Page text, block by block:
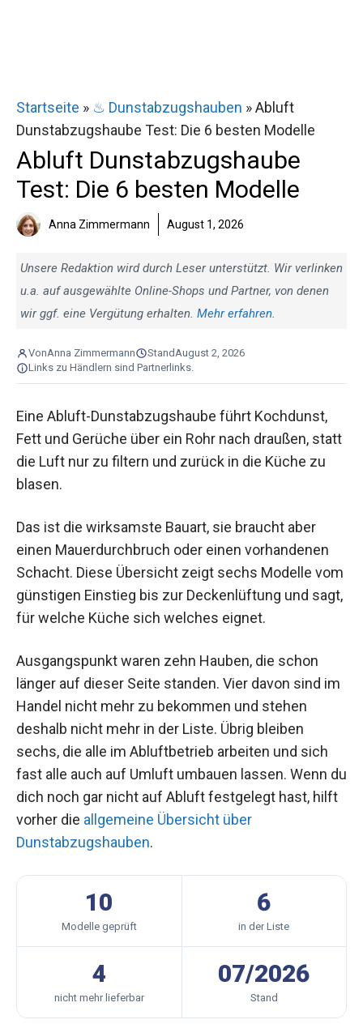
Startseite » ♨ Dunstabzugshauben »Abluft
Dunstabzugshaube Test: Die 6 besten Modelle
Abluft Dunstabzugshaube
Test: Die 6 besten Modelle
Anna Zimmermann August 1, 2026
Unsere Redaktion wird durch Leser unterstützt. Wir verlinken
u.a. auf ausgewählte Online-Shops und Partner, von denen
wir ggf. eine Vergütung erhalten. Mehr erfahren.
VonAnna Zimmermann StandAugust 2, 2026
Links zu Händlern sind Partnerlinks.
Eine Abluft-Dunstabzugshaube führt Kochdunst,
Fett und Gerüche über ein Rohr nach draußen, statt
die Luft nur zu filtern und zurück in die Küche zu
blasen.
Das ist die wirksamste Bauart, sie braucht aber
einen Mauerdurchbruch oder einen vorhandenen
Schacht. Diese Übersicht zeigt sechs Modelle vom
günstigen Einstieg bis zur Deckenlüftung und sagt,
für welche Küche sich welches eignet.
Ausgangspunkt waren zehn Hauben, die schon
länger auf dieser Seite standen. Vier davon sind im
Handel nicht mehr zu bekommen und stehen
deshalb nicht mehr in der Liste. Übrig bleiben
sechs, die alle im Abluftbetrieb arbeiten und sich
fast alle auch auf Umluft umbauen lassen. Wenn du
dich noch gar nicht auf Abluft festgelegt hast, hilft
vorher die allgemeine Übersicht über
Dunstabzugshauben.
10
Modelle geprüft
6
in der Liste
4
nicht mehr lieferbar
07/2026
Stand